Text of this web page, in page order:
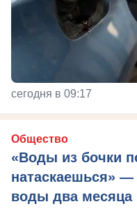
сегодня в 09:17
Общество
«Воды из бочки
натаскаешься»
воды два месяца